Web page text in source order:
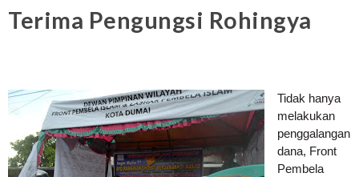
Terima Pengungsi Rohingya
Tidak hanya
melakukan
penggalangan
dana, Front
Pembela